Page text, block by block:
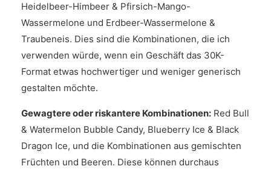
Heidelbeer-Himbeer & Pfirsich-Mango-
Wassermelone und Erdbeer-Wassermelone &
Traubeneis. Dies sind die Kombinationen, die ich
verwenden würde, wenn ein Geschäft das 30K-
Format etwas hochwertiger und weniger generisch
gestalten möchte.
Gewagtere oder riskantere Kombinationen: Red Bull
& Watermelon Bubble Candy, Blueberry Ice & Black
Dragon Ice, und die Kombinationen aus gemischten
Früchten und Beeren. Diese können durchaus